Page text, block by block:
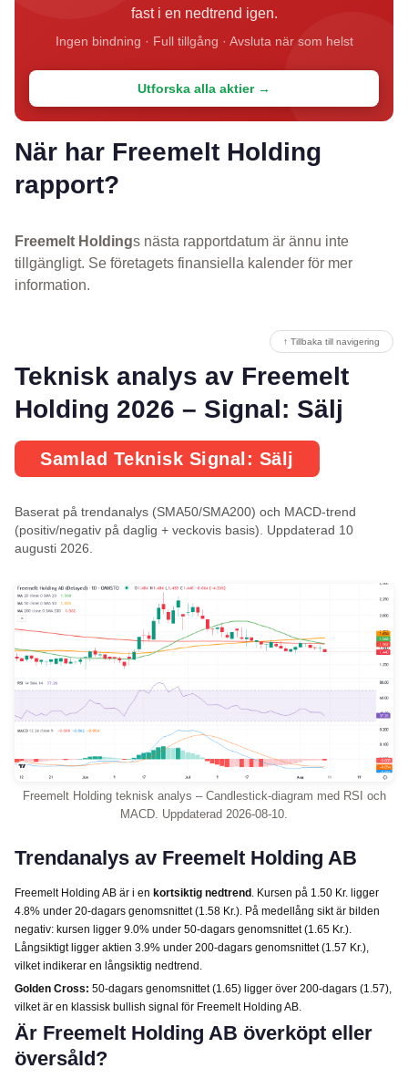
fast i en nedtrend igen.
Ingen bindning · Full tillgång · Avsluta när som helst
Utforska alla aktier →
När har Freemelt Holding
rapport?
Freemelt Holdings nästa rapportdatum är ännu inte
tillgängligt. Se företagets finansiella kalender för mer
information.
↑ Tillbaka till navigering
Teknisk analys av Freemelt
Holding 2026 – Signal: Sälj
Samlad Teknisk Signal: Sälj
Baserat på trendanalys (SMA50/SMA200) och MACD-trend
(positiv/negativ på daglig + veckovis basis). Uppdaterad 10
augusti 2026.
Freemelt Holding teknisk analys – Candlestick-diagram med RSI och
MACD. Uppdaterad 2026-08-10.
Trendanalys av Freemelt Holding AB
Freemelt Holding AB är i en kortsiktig nedtrend . Kursen på 1.50 Kr. ligger
4.8% under 20-dagars genomsnittet (1.58 Kr.). På medellång sikt är bilden
negativ: kursen ligger 9.0% under 50-dagars genomsnittet (1.65 Kr.).
Långsiktigt ligger aktien 3.9% under 200-dagars genomsnittet (1.57 Kr.),
vilket indikerar en långsiktig nedtrend.
Golden Cross: 50-dagars genomsnittet (1.65) ligger över 200-dagars (1.57),
vilket är en klassisk bullish signal för Freemelt Holding AB.
Är Freemelt Holding AB överköpt eller
översåld?